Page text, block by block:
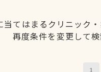
当てはまるクリニック
再度条件を変更して検
1